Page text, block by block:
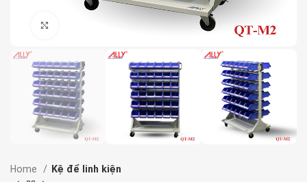
Home Kệ để linh kiện